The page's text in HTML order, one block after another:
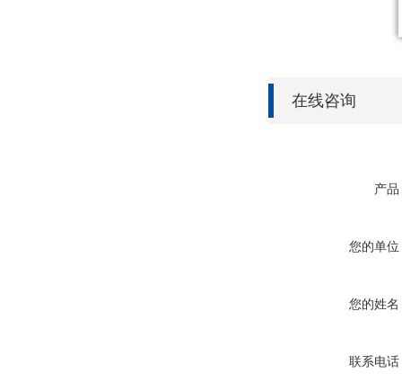
在线咨询
产品
您的单位
您的姓名
联系电话